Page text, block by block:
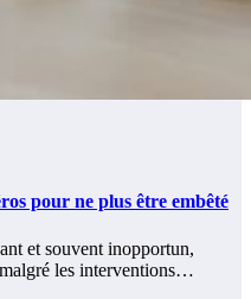
pour ne plus être embêté
et souvent inopportun,
les interventions…